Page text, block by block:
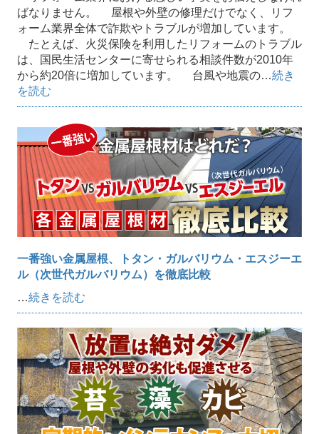
ばなりません。 屋根や外壁の修理だけでなく、リフ
ォーム業界全体で詐欺やトラブルが増加しています。
たとえば、火災保険を利用したリフォームのトラブル
は、国民生活センターに寄せられる相談件数が2010年
から約20倍に増加しています。 台風や地震の…続き
を読む
一番強い金属屋根、トタン・ガルバリウム・エスジーエ
ル（次世代ガルバリウム）を徹底比較
…続きを読む